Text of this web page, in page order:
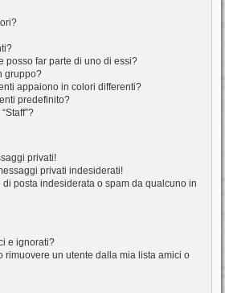
posso far parte di uno di essi?
gruppo?
appaiono in colori differenti?
predefinito?
privati!
privati indesiderati!
posta indesiderata o spam da qualcuno in
e ignorati?
rimuovere un utente dalla mia lista amici o